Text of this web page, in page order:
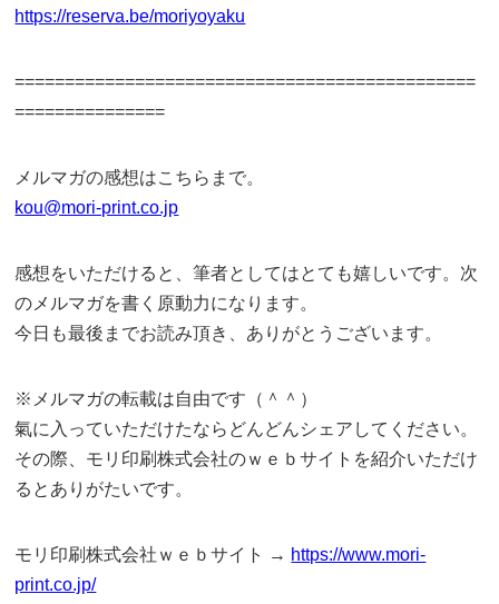
https://reserva.be/moriyoyaku
==============================================
===============
メルマガの感想はこちらまで。
kou@mori-print.co.jp
感想をいただけると、筆者としてはとても嬉しいです。次
のメルマガを書く原動力になります。
今日も最後までお読み頂き、ありがとうございます。
※メルマガの転載は自由です（＾＾）
氣に入っていただけたならどんどんシェアしてください。
その際、モリ印刷株式会社のｗｅｂサイトを紹介いただけ
るとありがたいです。
モリ印刷株式会社ｗｅｂサイト → https://www.mori-
print.co.jp/